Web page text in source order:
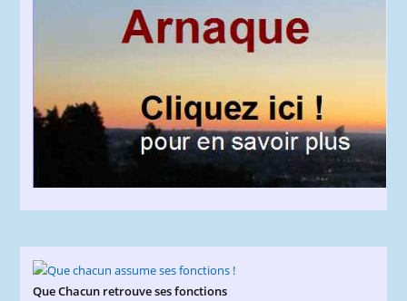
Que Chacun retrouve ses fonctions